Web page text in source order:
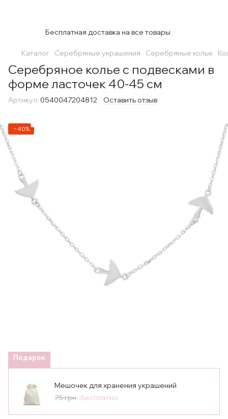
Бесплатная доставка на все товары
Каталог Серебряные украшения Серебряные колье
Серебряное колье с подвесками в
форме ласточек 40-45 см
Артикул: 0540047204812 Оставить отзыв
−40%
Подарок
Мешочек для хранения украшений
75 грн бесплатно